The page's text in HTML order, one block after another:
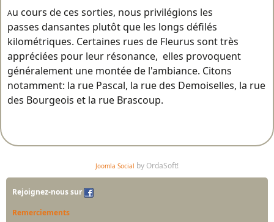
Au cours de ces sorties, nous privilégions les
passes dansantes plutôt que les longs défilés
kilométriques. Certaines rues de Fleurus sont très
appréciées pour leur résonance, elles provoquent
généralement une montée de l'ambiance. Citons
notamment: la rue Pascal, la rue des Demoiselles, la rue
des Bourgeois et la rue Brascoup.
Joomla Social by OrdaSoft!
Rejoignez-nous sur
Remerciements